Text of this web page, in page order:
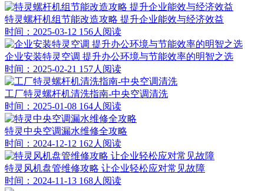
特灵螺杆机组节能改造攻略 提升企业能效与经济效益
时间：2025-03-12 156人阅读
企业安装特灵空调 提升办公环境与节能效率的明智之选
时间：2025-02-21 157人阅读
工厂特灵螺杆机清洗指南-中央空调清洗
时间：2025-01-08 164人阅读
特灵中央空调漏水维修全攻略
时间：2024-12-12 162人阅读
特灵风机盘管维修攻略 让企业轻松应对常见故障
时间：2024-11-13 168人阅读